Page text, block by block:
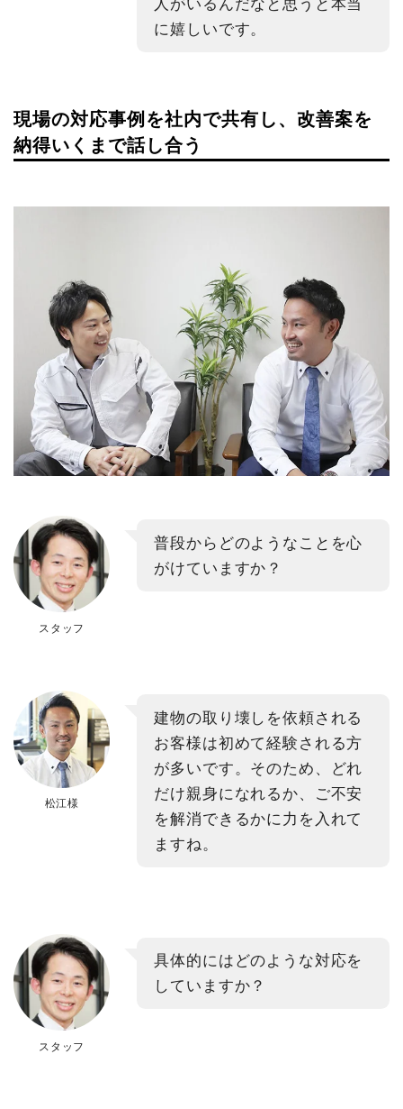
人がいるんだなと思うと本当
に嬉しいです。
現場の対応事例を社内で共有し、改善案を
納得いくまで話し合う
スタッフ
普段からどのようなことを心
がけていますか？
松江様
建物の取り壊しを依頼される
お客様は初めて経験される方
が多いです。そのため、どれ
だけ親身になれるか、ご不安
を解消できるかに力を入れて
ますね。
スタッフ
具体的にはどのような対応を
していますか？